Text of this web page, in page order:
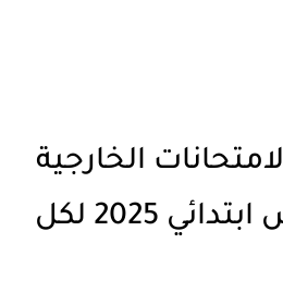
الخارجية
لصف السادس ابتدائي 2025 لكل